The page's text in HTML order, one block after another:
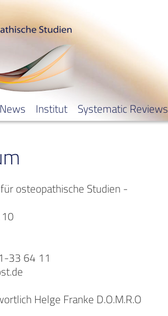
Systematic Reviews
Institut
News
osteopathische Studien -
33 64 11
Helge Franke D.O.M.R.O